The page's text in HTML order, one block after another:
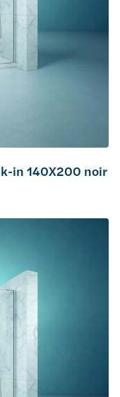
in 140X200 noir